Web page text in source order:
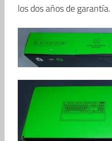
los dos años de garantía.